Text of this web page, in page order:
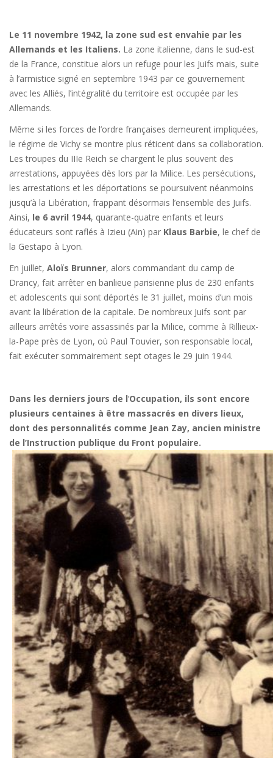
Le 11 novembre 1942, la zone sud est envahie par les
Allemands et les Italiens. La zone italienne, dans le sud-est
de la France, constitue alors un refuge pour les Juifs mais, suite
à l’armistice signé en septembre 1943 par ce gouvernement
avec les Alliés, l’intégralité du territoire est occupée par les
Allemands.
Même si les forces de l’ordre françaises demeurent impliquées,
le régime de Vichy se montre plus réticent dans sa collaboration.
Les troupes du IIIe Reich se chargent le plus souvent des
arrestations, appuyées dès lors par la Milice. Les persécutions,
les arrestations et les déportations se poursuivent néanmoins
jusqu’à la Libération, frappant désormais l’ensemble des Juifs.
Ainsi, le 6 avril 1944, quarante-quatre enfants et leurs
éducateurs sont raflés à Izieu (Ain) par Klaus Barbie, le chef de
la Gestapo à Lyon.
En juillet, Aloïs Brunner, alors commandant du camp de
Drancy, fait arrêter en banlieue parisienne plus de 230 enfants
et adolescents qui sont déportés le 31 juillet, moins d’un mois
avant la libération de la capitale. De nombreux Juifs sont par
ailleurs arrêtés voire assassinés par la Milice, comme à Rillieux-
la-Pape près de Lyon, où Paul Touvier, son responsable local,
fait exécuter sommairement sept otages le 29 juin 1944.
Dans les derniers jours de l’Occupation, ils sont encore
plusieurs centaines à être massacrés en divers lieux,
dont des personnalités comme Jean Zay, ancien ministre
de l’Instruction publique du Front populaire.